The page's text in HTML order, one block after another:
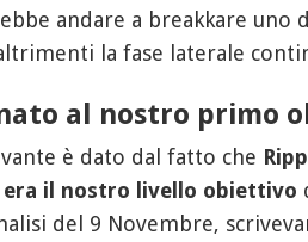
andare a breakkare uno
la fase laterale
al nostro primo
è dato dal fatto che
era il nostro livello obiettivo
del 9 Novembre,